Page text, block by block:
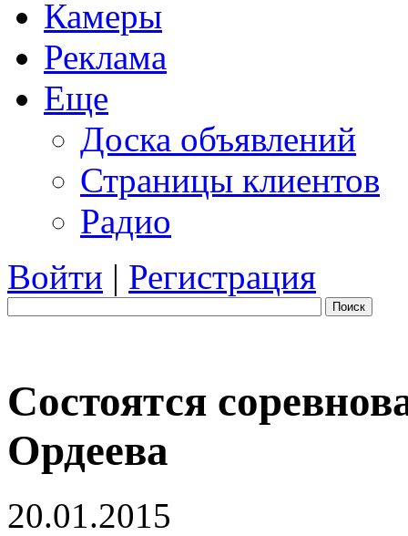
Камеры
Реклама
Еще
Доска объявлений
Страницы клиентов
Радио
Войти | Регистрация
Поиск
Состоятся
Ордеева
20.01.2015